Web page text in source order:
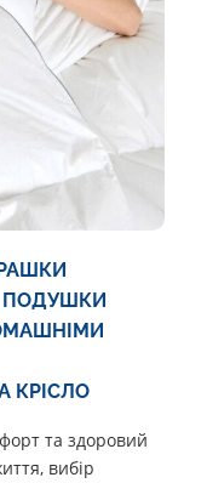
ПОДУШКИ
КРІСЛО
та здоровий
вибір